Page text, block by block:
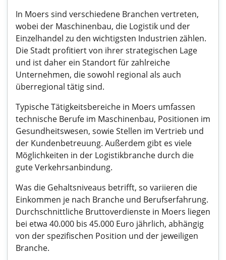
In Moers sind verschiedene Branchen vertreten,
wobei der Maschinenbau, die Logistik und der
Einzelhandel zu den wichtigsten Industrien zählen.
Die Stadt profitiert von ihrer strategischen Lage
und ist daher ein Standort für zahlreiche
Unternehmen, die sowohl regional als auch
überregional tätig sind.
Typische Tätigkeitsbereiche in Moers umfassen
technische Berufe im Maschinenbau, Positionen im
Gesundheitswesen, sowie Stellen im Vertrieb und
der Kundenbetreuung. Außerdem gibt es viele
Möglichkeiten in der Logistikbranche durch die
gute Verkehrsanbindung.
Was die Gehaltsniveaus betrifft, so variieren die
Einkommen je nach Branche und Berufserfahrung.
Durchschnittliche Bruttoverdienste in Moers liegen
bei etwa 40.000 bis 45.000 Euro jährlich, abhängig
von der spezifischen Position und der jeweiligen
Branche.